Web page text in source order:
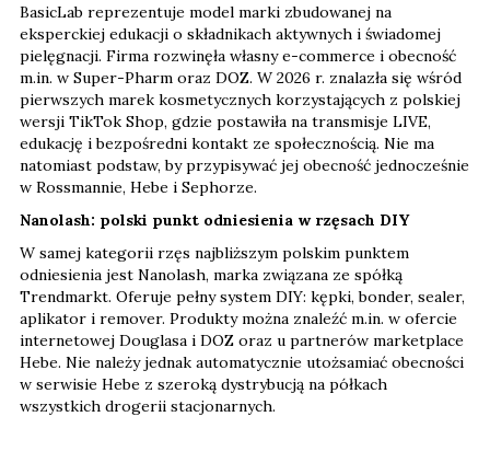
BasicLab reprezentuje model marki zbudowanej na
eksperckiej edukacji o składnikach aktywnych i świadomej
pielęgnacji. Firma rozwinęła własny e-commerce i obecność
m.in. w Super-Pharm oraz DOZ. W 2026 r. znalazła się wśród
pierwszych marek kosmetycznych korzystających z polskiej
wersji TikTok Shop, gdzie postawiła na transmisje LIVE,
edukację i bezpośredni kontakt ze społecznością. Nie ma
natomiast podstaw, by przypisywać jej obecność jednocześnie
w Rossmannie, Hebe i Sephorze.
Nanolash: polski punkt odniesienia w rzęsach DIY
W samej kategorii rzęs najbliższym polskim punktem
odniesienia jest Nanolash, marka związana ze spółką
Trendmarkt. Oferuje pełny system DIY: kępki, bonder, sealer,
aplikator i remover. Produkty można znaleźć m.in. w ofercie
internetowej Douglasa i DOZ oraz u partnerów marketplace
Hebe. Nie należy jednak automatycznie utożsamiać obecności
w serwisie Hebe z szeroką dystrybucją na półkach
wszystkich drogerii stacjonarnych.